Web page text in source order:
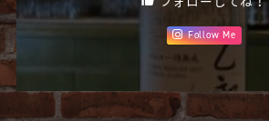
Follow Me